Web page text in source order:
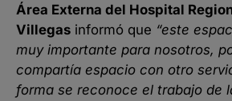
Área Externa del Hospital
Villegas informó que “este
muy importante para nosotros,
compartía espacio con otro
forma se reconoce el trabajo de